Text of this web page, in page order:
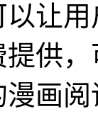
让
供
画